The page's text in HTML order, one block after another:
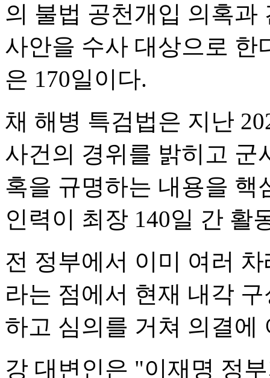
의 불법 공천개입 의혹과
사안을 수사 대상으로 한
은 170일이다.
채 해병 특검법은 지난
사건의 경위를 밝히고 군
혹을 규명하는 내용을 핵
인력이 최장 140일 간 활
전 정부에서 이미 여러
라는 점에서 현재 내각
하고 심의를 거쳐 의결에
강 대변인은 "이재명 정